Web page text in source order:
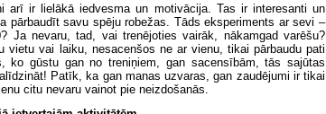
arī ir lielākā iedvesma un motivācija. Tas ir interesanti un
pārbaudīt savu spēju robežas. Tāds eksperiments ar sevi –
Ja nevaru, tad, vai trenējoties vairāk, nākamgad varēšu?
vietu vai laiku, nesacenšos ne ar vienu, tikai pārbaudu pati
ko gūstu gan no treniņiem, gan sacensībām, tās sajūtas
Patīk, ka gan manas uzvaras, gan zaudējumi ir tikai
citu nevaru vainot pie neizdošanās.